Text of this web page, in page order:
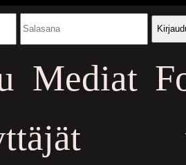
Mediat